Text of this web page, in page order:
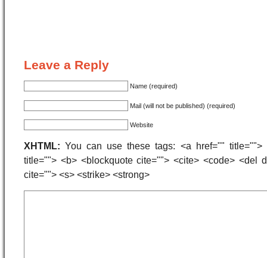
Leave a Reply
Name (required)
Mail (will not be published) (required)
Website
XHTML: You can use these tags: <a href="" title="">
title=""> <b> <blockquote cite=""> <cite> <code> <del
cite=""> <s> <strike> <strong>